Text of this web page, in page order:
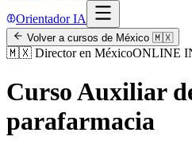
Orientador IA
Volver a cursos de México 🇲🇽
🇲🇽 Director en MéxicoONLINE
Curso Auxiliar
parafarmacia